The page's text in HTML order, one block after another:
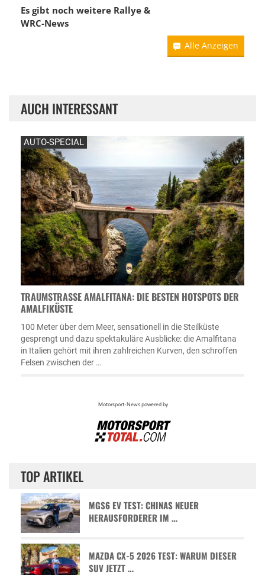
Es gibt noch weitere Rallye &
WRC-News
Alle Anzeigen
AUCH INTERESSANT
AUTO-SPECIAL
TRAUMSTRASSE AMALFITANA: DIE BESTEN HOTSPOTS DER A
MALFIKÜSTE
100 Meter über dem Meer, sensationell in die Steilküste
gesprengt und dazu spektakuläre Ausblicke: die Amalfitana
in Italien gehört mit ihren zahlreichen Kurven, den schroffen
Felsen zwischen der …
TOP ARTIKEL
MGS6 EV TEST: CHINAS NEUER
HERAUSFORDERER IM …
MAZDA CX-5 2026 TEST: WARUM DIESER
SUV JETZT …